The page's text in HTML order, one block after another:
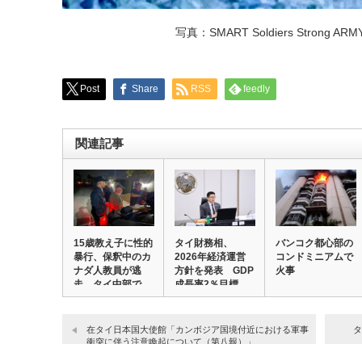
写真：SMART Soldiers Strong
Post Share RSS feedly
関連記事
15歳教え子に性的
暴行、保釈中のカ
ナダ人教員が逃
走 タイ中部で
身…
タイ財務相、
2026年経済運営
方針を発表 GDP
成長率2％目標
バンコク都心部の
コンドミニアムで
火事
在タイ日本国大使館「カンボジア国境付近における軍事
衝突に伴う注意喚起について（第八報）」